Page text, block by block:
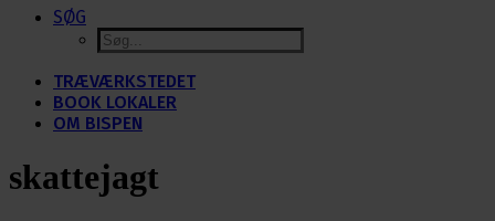
SØG
TRÆVÆRKSTEDET
BOOK LOKALER
OM BISPEN
skattejagt